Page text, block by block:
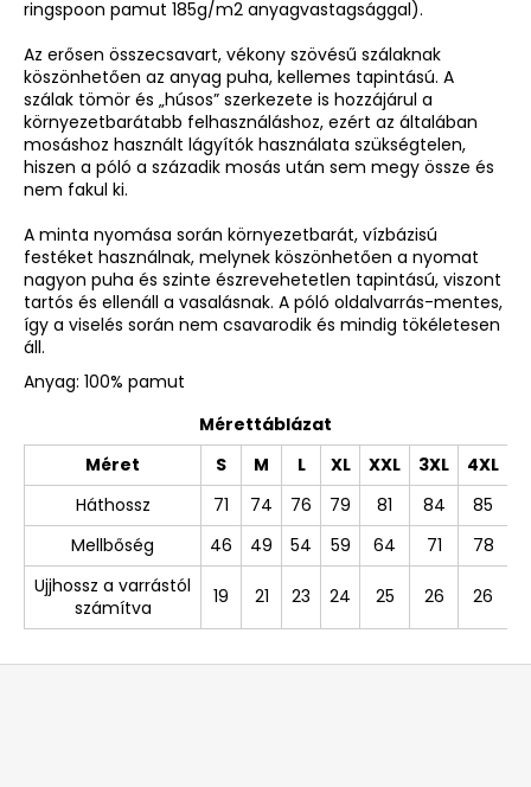
ringspoon pamut 185g/m2 anyagvastagsággal).
Az erősen összecsavart, vékony szövésű szálaknak
köszönhetően az anyag puha, kellemes tapintású. A
szálak tömör és „húsos” szerkezete is hozzájárul a
környezetbarátabb felhasználáshoz, ezért az általában
mosáshoz használt lágyítók használata szükségtelen,
hiszen a póló a századik mosás után sem megy össze és
nem fakul ki.
A minta nyomása során környezetbarát, vízbázisú
festéket használnak, melynek köszönhetően a nyomat
nagyon puha és szinte észrevehetetlen tapintású, viszont
tartós és ellenáll a vasalásnak. A póló oldalvarrás-mentes,
így a viselés során nem csavarodik és mindig tökéletesen
áll.
Anyag: 100% pamut
Mérettáblázat
Méret
S M L XL XXL 3XL
4XL
Háthossz
71 74 76 79 81 84
85
Mellbőség
46 49 54 59 64 71
78
Ujjhossz a varrástól
számítva
19 21 23 24 25 26 26
L